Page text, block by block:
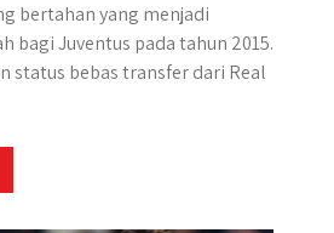
bertahan yang menjadi
bagi Juventus pada tahun 2015.
status bebas transfer dari Real